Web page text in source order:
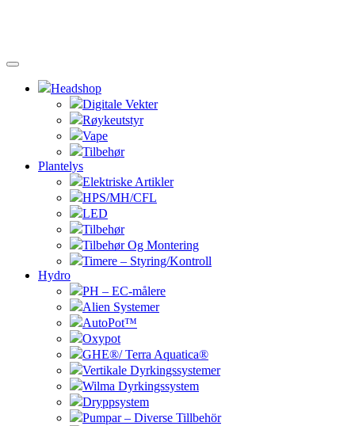
Headshop
Digitale Vekter
Røykeutstyr
Vape
Tilbehør
Plantelys
Elektriske Artikler
HPS/MH/CFL
LED
Tilbehør
Tilbehør Og Montering
Timere – Styring/Kontroll
Hydro
PH – EC-målere
Alien Systemer
AutoPot™
Oxypot
GHE®/ Terra Aquatica®
Vertikale Dyrkingssystemer
Wilma Dyrkingssystem
Dryppsystem
Pumpar – Diverse Tillbehör